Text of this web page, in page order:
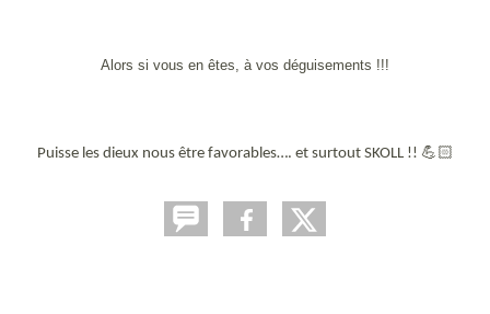
Alors si vous en êtes, à vos déguisements !!!
Puisse les dieux nous être favorables…. et surtout SKOLL !! 💪🏻